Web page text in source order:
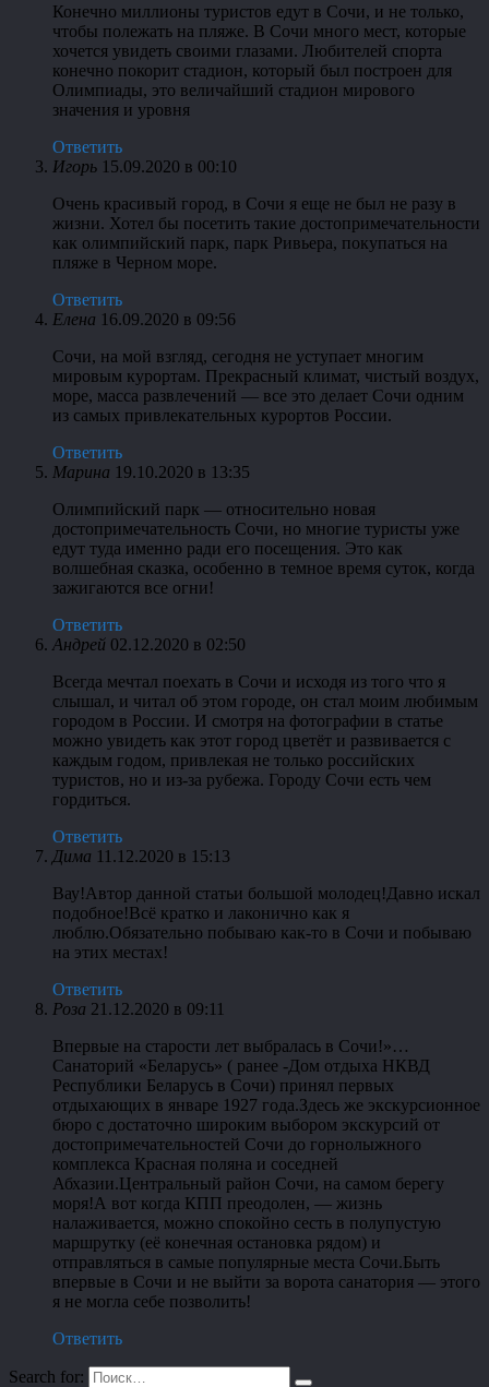
Конечно миллионы туристов едут в Сочи, и не только,
чтобы полежать на пляже. В Сочи много мест, которые
хочется увидеть своими глазами. Любителей спорта
конечно покорит стадион, который был построен для
Олимпиады, это величайший стадион мирового
значения и уровня
Ответить
Игорь 15.09.2020 в 00:10
Очень красивый город, в Сочи я еще не был не разу в
жизни. Хотел бы посетить такие достопримечательности
как олимпийский парк, парк Ривьера, покупаться на
пляже в Черном море.
Ответить
Елена 16.09.2020 в 09:56
Сочи, на мой взгляд, сегодня не уступает многим
мировым курортам. Прекрасный климат, чистый воздух,
море, масса развлечений — все это делает Сочи одним
из самых привлекательных курортов России.
Ответить
Марина 19.10.2020 в 13:35
Олимпийский парк — относительно новая
достопримечательность Сочи, но многие туристы уже
едут туда именно ради его посещения. Это как
волшебная сказка, особенно в темное время суток, когда
зажигаются все огни!
Ответить
Андрей 02.12.2020 в 02:50
Всегда мечтал поехать в Сочи и исходя из того что я
слышал, и читал об этом городе, он стал моим любимым
городом в России. И смотря на фотографии в статье
можно увидеть как этот город цветёт и развивается с
каждым годом, привлекая не только российских
туристов, но и из-за рубежа. Городу Сочи есть чем
гордиться.
Ответить
Дима 11.12.2020 в 15:13
Вау!Автор данной статьи большой молодец!Давно искал
подобное!Всё кратко и лаконично как я
люблю.Обязательно побываю как-то в Сочи и побываю
на этих местах!
Ответить
Роза 21.12.2020 в 09:11
Впервые на старости лет выбралась в Сочи!»…
Санаторий «Беларусь» ( ранее -Дом отдыха НКВД
Республики Беларусь в Сочи) принял первых
отдыхающих в январе 1927 года.Здесь же экскурсионное
бюро с достаточно широким выбором экскурсий от
достопримечательностей Сочи до горнолыжного
комплекса Красная поляна и соседней
Абхазии.Центральный район Сочи, на самом берегу
моря!А вот когда КПП преодолен, — жизнь
налаживается, можно спокойно сесть в полупустую
маршрутку (её конечная остановка рядом) и
отправляться в самые популярные места Сочи.Быть
впервые в Сочи и не выйти за ворота санатория — этого
я не могла себе позволить!
Ответить
Search for: